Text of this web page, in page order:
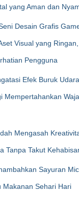
yang Aman dan
Desain Grafis
Visual yang
Pengguna
Efek Buruk
Mempertahankan
Mengasah
Tanpa Takut
Sayuran
Makanan Sehari Hari